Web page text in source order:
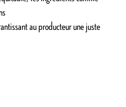
au producteur une juste